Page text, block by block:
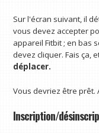
Sur l'écran suivant, il
vous devez accepter
appareil Fitbit ; en bas
devez cliquer. Fais ça,
déplacer.
Vous devriez être prêt.
Inscription/